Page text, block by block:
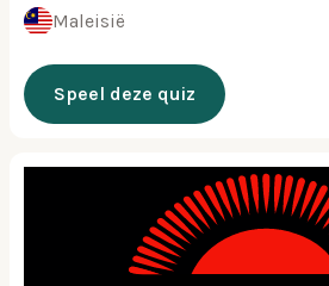
Maleisië
Speel deze quiz